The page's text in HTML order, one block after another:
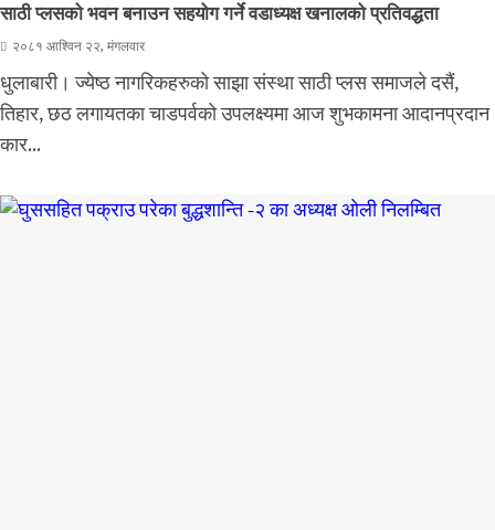
साठी प्लसको भवन बनाउन सहयोग गर्ने वडाध्यक्ष खनालको प्रतिवद्धता
२०८१ आश्विन २२, मंगलवार
धुलाबारी। ज्येष्ठ नागरिकहरुको साझा संस्था साठी प्लस समाजले दसैं,
तिहार, छठ लगायतका चाडपर्वको उपलक्ष्यमा आज शुभकामना आदानप्रदान
कार...